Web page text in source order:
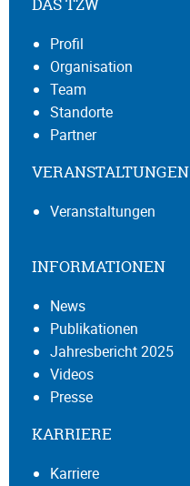
Profil
Organisation
Team
Standorte
Partner
VERANSTALTUNGEN
Veranstaltungen
INFORMATIONEN
News
Publikationen
Jahresbericht 2025
Videos
Presse
KARRIERE
Karriere